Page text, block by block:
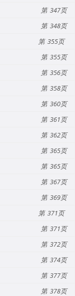
347
348
355
355
356
358
360
361
362
365
365
367
369
371
371
372
374
377
378